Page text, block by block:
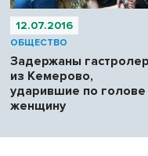
12.07.2016
ОБЩЕСТВО
Задержаны
из Кемерово,
ударившие по голове
женщину